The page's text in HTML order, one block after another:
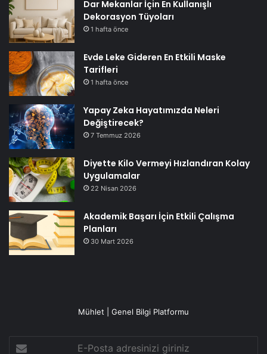
Dar Mekanlar İçin En Kullanışlı
Dekorasyon Tüyoları
1 hafta önce
Evde Leke Gideren En Etkili Maske
Tarifleri
1 hafta önce
Yapay Zeka Hayatımızda Neleri
Değiştirecek?
7 Temmuz 2026
Diyette Kilo Vermeyi Hızlandıran Kolay
Uygulamalar
22 Nisan 2026
Akademik Başarı İçin Etkili Çalışma
Planları
30 Mart 2026
Mühlet | Genel Bilgi Platformu